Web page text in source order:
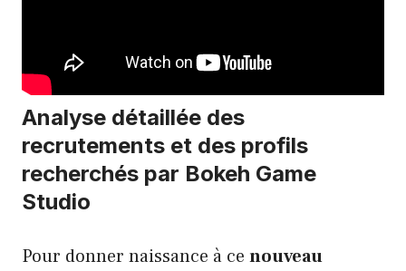
Analyse détaillée des
recrutements et des profils
recherchés par Bokeh Game
Studio
Pour donner naissance à ce nouveau